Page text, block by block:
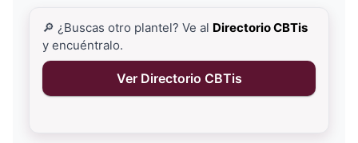
🔎 ¿Buscas otro plantel? Ve al Directorio CBTis
y encuéntralo.
Ver Directorio CBTis